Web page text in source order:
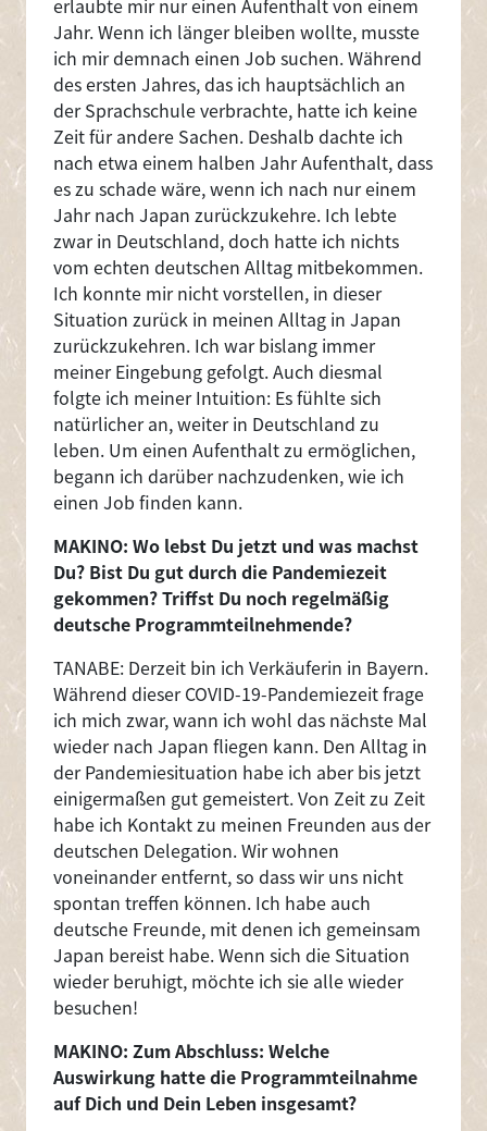
Jahr. Wenn ich länger bleiben wollte, musste
ich mir demnach einen Job suchen. Während
des ersten Jahres, das ich hauptsächlich an
der Sprachschule verbrachte, hatte ich keine
Zeit für andere Sachen. Deshalb dachte ich
nach etwa einem halben Jahr Aufenthalt, dass
es zu schade wäre, wenn ich nach nur einem
Jahr nach Japan zurückzukehre. Ich lebte
zwar in Deutschland, doch hatte ich nichts
vom echten deutschen Alltag mitbekommen.
Ich konnte mir nicht vorstellen, in dieser
Situation zurück in meinen Alltag in Japan
zurückzukehren. Ich war bislang immer
meiner Eingebung gefolgt. Auch diesmal
folgte ich meiner Intuition: Es fühlte sich
natürlicher an, weiter in Deutschland zu
leben. Um einen Aufenthalt zu ermöglichen,
begann ich darüber nachzudenken, wie ich
einen Job finden kann.
MAKINO: Wo lebst Du jetzt und was machst
Du? Bist Du gut durch die Pandemiezeit
gekommen? Triffst Du noch regelmäßig
deutsche Programmteilnehmende?
TANABE: Derzeit bin ich Verkäuferin in Bayern.
Während dieser COVID-19-Pandemiezeit frage
ich mich zwar, wann ich wohl das nächste Mal
wieder nach Japan fliegen kann. Den Alltag in
der Pandemiesituation habe ich aber bis jetzt
einigermaßen gut gemeistert. Von Zeit zu Zeit
habe ich Kontakt zu meinen Freunden aus der
deutschen Delegation. Wir wohnen
voneinander entfernt, so dass wir uns nicht
spontan treffen können. Ich habe auch
deutsche Freunde, mit denen ich gemeinsam
Japan bereist habe. Wenn sich die Situation
wieder beruhigt, möchte ich sie alle wieder
besuchen!
MAKINO: Zum Abschluss: Welche
Auswirkung hatte die Programmteilnahme
auf Dich und Dein Leben insgesamt?